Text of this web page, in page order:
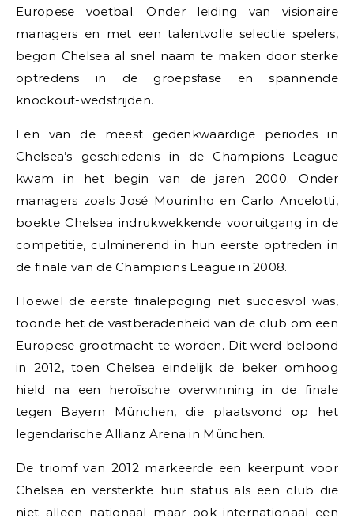
Europese voetbal. Onder leiding van visionaire
managers en met een talentvolle selectie spelers,
begon Chelsea al snel naam te maken door sterke
optredens in de groepsfase en spannende
knockout-wedstrijden.
Een van de meest gedenkwaardige periodes in
Chelsea’s geschiedenis in de Champions League
kwam in het begin van de jaren 2000. Onder
managers zoals José Mourinho en Carlo Ancelotti,
boekte Chelsea indrukwekkende vooruitgang in de
competitie, culminerend in hun eerste optreden in
de finale van de Champions League in 2008.
Hoewel de eerste finalepoging niet succesvol was,
toonde het de vastberadenheid van de club om een
Europese grootmacht te worden. Dit werd beloond
in 2012, toen Chelsea eindelijk de beker omhoog
hield na een heroïsche overwinning in de finale
tegen Bayern München, die plaatsvond op het
legendarische Allianz Arena in München.
De triomf van 2012 markeerde een keerpunt voor
Chelsea en versterkte hun status als een club die
niet alleen nationaal maar ook internationaal een